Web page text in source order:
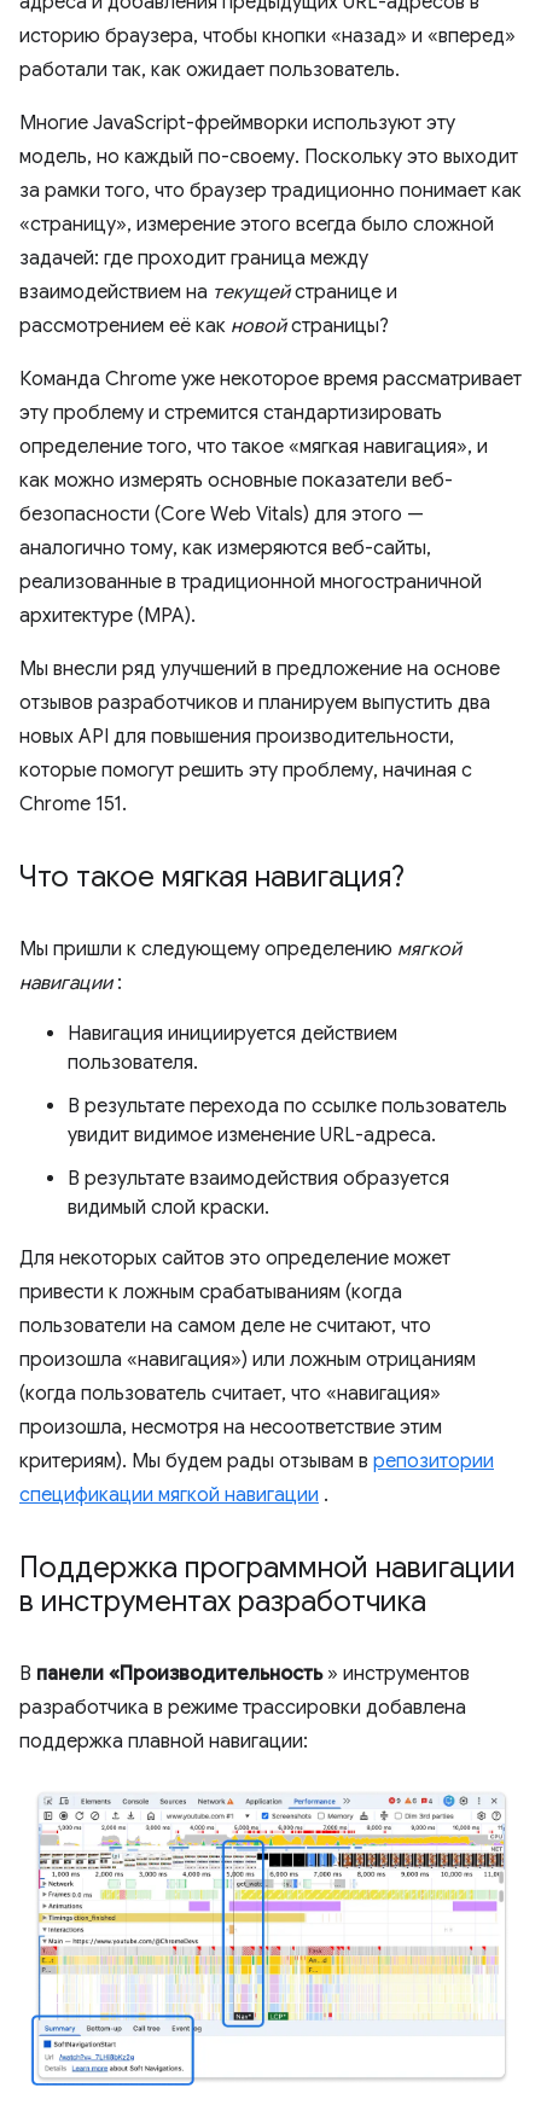
историю браузера, чтобы кнопки «назад» и «вперед»
работали так, как ожидает пользователь.
Многие JavaScript-фреймворки используют эту
модель, но каждый по-своему. Поскольку это выходит
за рамки того, что браузер традиционно понимает как
«страницу», измерение этого всегда было сложной
задачей: где проходит граница между
взаимодействием на текущейстранице и
рассмотрением её как новойстраницы?
Команда Chrome уже некоторое время рассматривает
эту проблему и стремится стандартизировать
определение того, что такое «мягкая навигация», и
как можно измерять основные показатели веб-
безопасности (Core Web Vitals) для этого —
аналогично тому, как измеряются веб-сайты,
реализованные в традиционной многостраничной
архитектуре (MPA).
Мы внесли ряд улучшений в предложение на основе
отзывов разработчиков и планируем выпустить два
новых API для повышения производительности,
которые помогут решить эту проблему, начиная с
Chrome 151.
Что такое мягкая навигация?
Мы пришли к следующему определению мягкой
навигации:
Навигация инициируется действием
пользователя.
В результате перехода по ссылке пользователь
увидит видимое изменение URL-адреса.
В результате взаимодействия образуется
видимый слой краски.
Для некоторых сайтов это определение может
привести к ложным срабатываниям (когда
пользователи на самом деле не считают, что
произошла «навигация») или ложным отрицаниям
(когда пользователь считает, что «навигация»
произошла, несмотря на несоответствие этим
критериям). Мы будем рады отзывам в репозитории
спецификации мягкой навигации .
Поддержка программной навигации
в инструментах разработчика
В панели «Производительность» инструментов
разработчика в режиме трассировки добавлена ​​
поддержка плавной навигации: